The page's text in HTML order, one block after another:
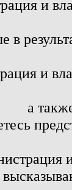
и
в
и
а